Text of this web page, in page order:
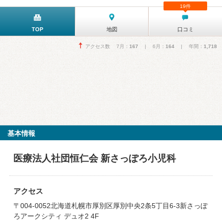
TOP 地図 口コミ
19件
アクセス数 7月： 167 | 6月： 164 | 年間： 1,718
基本情報
医療法人社団恒仁会 新さっぽろ小児科
アクセス
〒004-0052北海道札幌市厚別区厚別中央2条5丁目6-3新さっぽ
ろアークシティ デュオ2 4F